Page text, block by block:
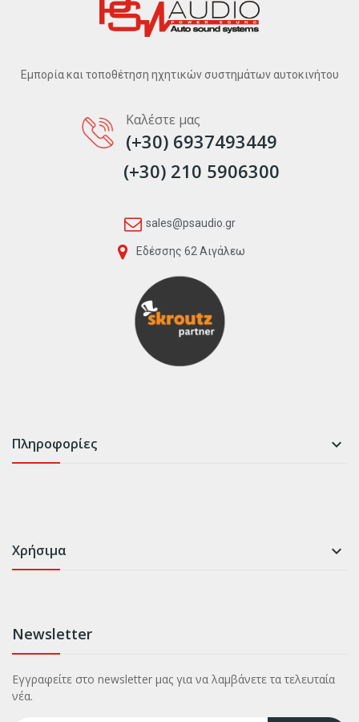
Εμπορία και τοποθέτηση ηχητικών συστημάτων αυτοκινήτου
Καλέστε μας
(+30) 6937493449
(+30) 210 5906300
sales@psaudio.gr
Εδέσσης 62 Αιγάλεω
Πληροφορίες 
Χρήσιμα 
Newsletter
Εγγραφείτε στο newsletter μας για να λαμβάνετε τα τελευταία
νέα.